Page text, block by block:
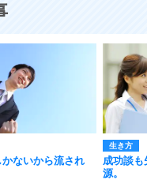
ないから流され
生き方
成功談も
源。